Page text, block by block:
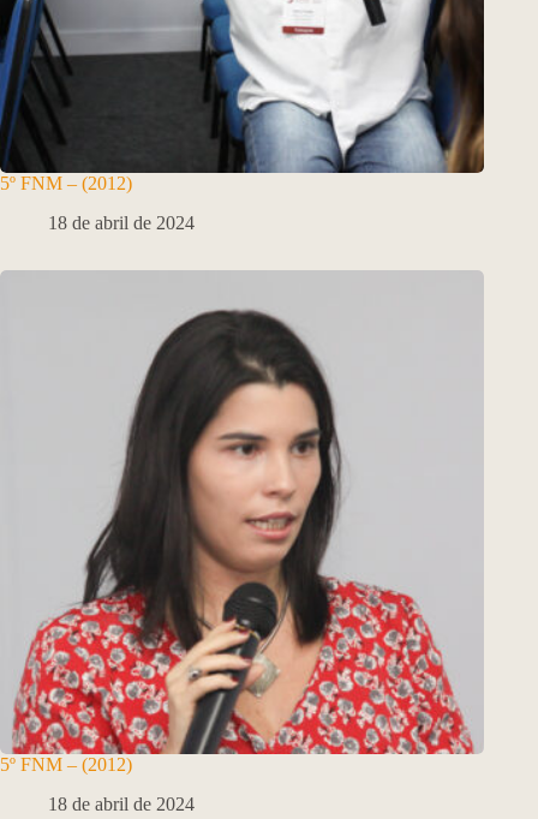
5º FNM – (2012)
18 de abril de 2024
5º FNM – (2012)
18 de abril de 2024